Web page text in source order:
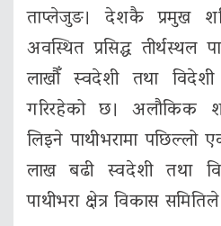
ताप्लेजुङ। देशकै प्रमुख
अवस्थित प्रसिद्ध तीर्थस्थल
लाखौँ स्वदेशी तथा विदेशी
गरिरहेको छ। अलौकिक
लिइने पाथीभरामा पछिल्लो
लाख बढी स्वदेशी तथा
पाथीभरा क्षेत्र विकास